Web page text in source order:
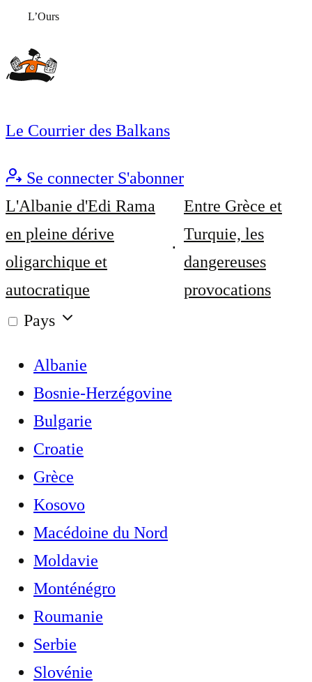
L’Ours
Le Courrier des Balkans
Se connecter S'abonner
L'Albanie d'Edi Rama
en pleine dérive
oligarchique et
autocratique
Entre Grèce et
Turquie, les
dangereuses
provocations
Pays
Albanie
Bosnie-Herzégovine
Bulgarie
Croatie
Grèce
Kosovo
Macédoine du Nord
Moldavie
Monténégro
Roumanie
Serbie
Slovénie